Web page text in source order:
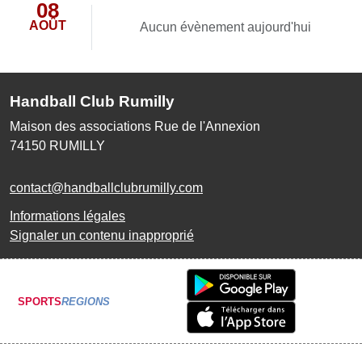
08
AOÛT Aucun évènement aujourd'hui
Handball Club Rumilly
Maison des associations Rue de l'Annexion
74150 RUMILLY
contact@handballclubrumilly.com
Informations légales
Signaler un contenu inapproprié
SPORTSREGIONS